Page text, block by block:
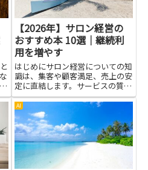
【2026年】サロン経営の
おすすめ本 10選｜継続利
用を増やす
はじめにサロン経営についての知
識は、集客や顧客満足、売上の安
定に直結します。サービスの質を
高める方法やスタッフ教育、価格
設定、予約管理といった実務面の
改善は、継続利用を増やすために
欠かせません。本を読むことで理
論や成功事例、具体的な手法を
効...
AI